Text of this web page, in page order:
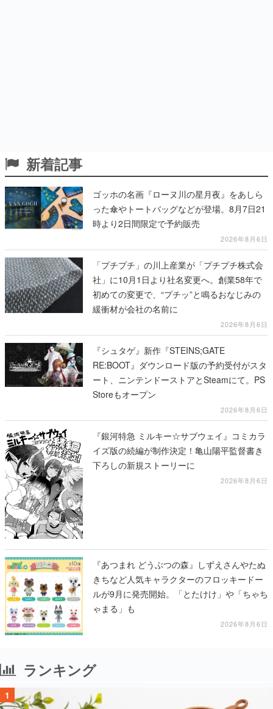
新着記事
ゴッホの名画『ローヌ川の星月夜』をあしら
った傘やトートバッグなどが登場。8月7日21
時より2日間限定で予約販売
2026年8月6日
「プチプチ」の川上産業が「プチプチ株式会
社」に10月1日より社名変更へ。創業58年で
初めての変更で、“プチッ”と鳴るおなじみの
緩衝材が会社の名前に
2026年8月6日
『シュタゲ』新作『STEINS;GATE
RE:BOOT』ダウンロード版の予約受付がスタ
ート、ニンテンドーストアとSteamにて。PS
Storeもオープン
2026年8月6日
『銀河特急 ミルキー☆サブウェイ』コミカラ
イズ版の続編が制作決定！亀山陽平監督書き
下ろしの新規ストーリーに
2026年8月6日
『あつまれ どうぶつの森』しずえさんやたぬ
きちなど人気キャラクターのフロッキードー
ルが9月に発売開始。「とたけけ」や「ちゃち
ゃまる」も
2026年8月6日
ランキング
1